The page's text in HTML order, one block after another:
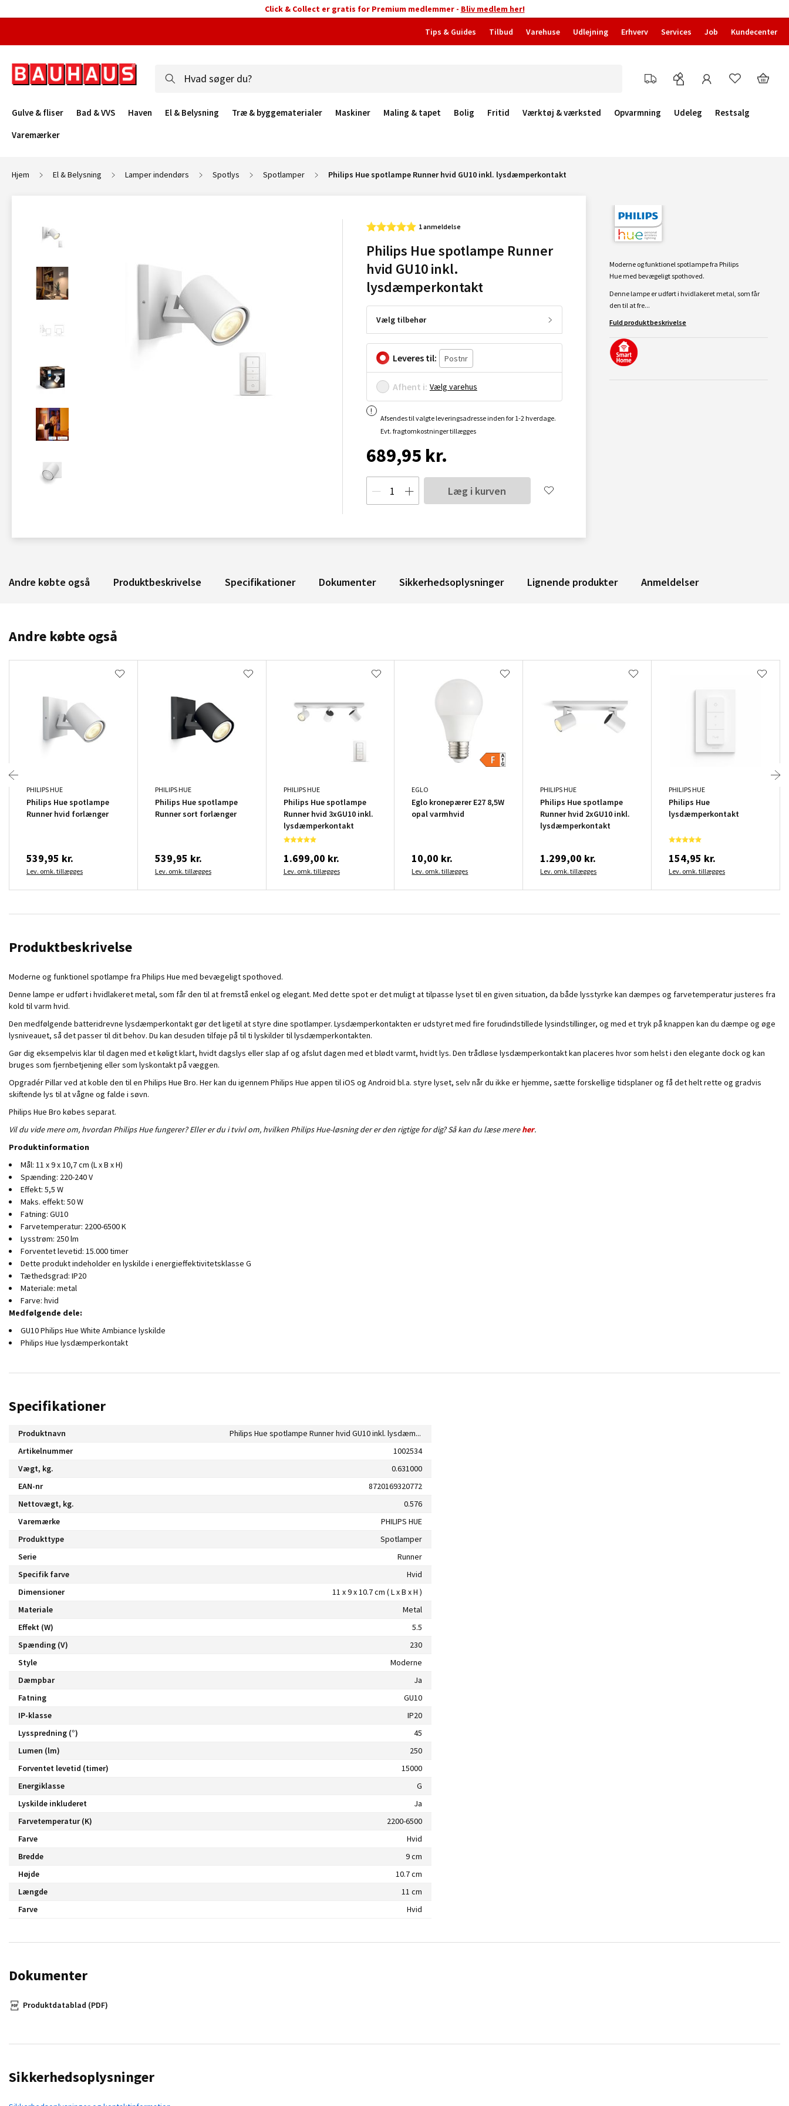
Click & Collect er gratis for Premium medlemmer - Bliv medlem her!
Tips & Guides Tilbud Varehuse Udlejning Erhverv Services Job Kundecenter
Gulve & fliser Bad & VVS Haven El & Belysning Træ & byggematerialer Maskiner Maling & tapet Bolig Fritid Værktøj & værksted Opvarmning Udeleg
Restsalg
Varemærker
Hjem El & Belysning Lamper indendørs Spotlys Spotlamper Philips Hue spotlampe Runner hvid GU10 inkl. lysdæmperkontakt
1 anmeldelse
Philips Hue spotlampe Runner
hvid GU10 inkl.
lysdæmperkontakt
Vælg tilbehør
Leveres til:
Afhent i: Vælg varehus
Afsendes til valgte leveringsadresse inden for 1-2 hverdage.
Evt. fragtomkostninger tillægges
689,95 kr.
Læg i kurven
Moderne og funktionel spotlampe fra Philips
Hue med bevægeligt spothoved.
Denne lampe er udført i hvidlakeret metal, som får
den til at fre...
Fuld produktbeskrivelse
Andre købte også Produktbeskrivelse Specifikationer Dokumenter Sikkerhedsoplysninger Lignende produkter Anmeldelser
Andre købte også
PHILIPS HUE
Philips Hue spotlampe
Runner hvid forlænger
539,95 kr.
Lev. omk. tillægges
PHILIPS HUE
Philips Hue spotlampe
Runner sort forlænger
539,95 kr.
Lev. omk. tillægges
PHILIPS HUE
Philips Hue spotlampe
Runner hvid 3xGU10 inkl.
lysdæmperkontakt
1.699,00 kr.
Lev. omk. tillægges
EGLO
Eglo kronepærer E27 8,5W
opal varmhvid
10,00 kr.
Lev. omk. tillægges
PHILIPS HUE
Philips Hue spotlampe
Runner hvid 2xGU10 inkl.
lysdæmperkontakt
1.299,00 kr.
Lev. omk. tillægges
PHILIPS HUE
Philips Hue
lysdæmperkontakt
154,95 kr.
Lev. omk. tillægges
Produktbeskrivelse
Moderne og funktionel spotlampe fra Philips Hue med bevægeligt spothoved.
Denne lampe er udført i hvidlakeret metal, som får den til at fremstå enkel og elegant. Med dette spot er det muligt at tilpasse lyset til en given situation, da både lysstyrke kan dæmpes og farvetemperatur justeres fra
kold til varm hvid.
Den medfølgende batteridrevne lysdæmperkontakt gør det ligetil at styre dine spotlamper. Lysdæmperkontakten er udstyret med fire forudindstillede lysindstillinger, og med et tryk på knappen kan du dæmpe og øge
lysniveauet, så det passer til dit behov. Du kan desuden tilføje på til ti lyskilder til lysdæmperkontakten.
Gør dig eksempelvis klar til dagen med et køligt klart, hvidt dagslys eller slap af og afslut dagen med et blødt varmt, hvidt lys. Den trådløse lysdæmperkontakt kan placeres hvor som helst i den elegante dock og kan
bruges som fjernbetjening eller som lyskontakt på væggen.
Opgradér Pillar ved at koble den til en Philips Hue Bro. Her kan du igennem Philips Hue appen til iOS og Android bl.a. styre lyset, selv når du ikke er hjemme, sætte forskellige tidsplaner og få det helt rette og gradvis
skiftende lys til at vågne og falde i søvn.
Philips Hue Bro købes separat.
Vil du vide mere om, hvordan Philips Hue fungerer? Eller er du i tvivl om, hvilken Philips Hue-løsning der er den rigtige for dig? Så kan du læse mereher.
Produktinformation
Mål: 11 x 9 x 10,7 cm (L x B x H)
Spænding: 220-240 V
Effekt: 5,5 W
Maks. effekt: 50 W
Fatning: GU10
Farvetemperatur: 2200-6500 K
Lysstrøm: 250 lm
Forventet levetid: 15.000 timer
Dette produkt indeholder en lyskilde i energieffektivitetsklasse G
Tæthedsgrad: IP20
Materiale: metal
Farve: hvid
Medfølgende dele:
GU10 Philips Hue White Ambiance lyskilde
Philips Hue lysdæmperkontakt
Specifikationer
Produktnavn
Philips Hue spotlampe Runner hvid GU10 inkl. lysdæmperkontakt
Artikelnummer
1002534
Vægt, kg.
0.631000
EAN-nr
8720169320772
Nettovægt, kg.
0.576
Varemærke
PHILIPS HUE
Produkttype
Spotlamper
Serie
Runner
Specifik farve
Hvid
Dimensioner
11 x 9 x 10.7 cm ( L x B x H )
Materiale
Metal
Effekt (W)
5.5
Spænding (V)
230
Style
Moderne
Dæmpbar
Ja
Fatning
GU10
IP-klasse
IP20
Lysspredning (°)
45
Lumen (lm)
250
Forventet levetid (timer)
15000
Energiklasse
G
Lyskilde inkluderet
Ja
Farvetemperatur (K)
2200-6500
Farve
Hvid
Bredde
9 cm
Højde
10.7 cm
Længde
11 cm
Farve
Hvid
Dokumenter
Produktdatablad (PDF)
Sikkerhedsoplysninger